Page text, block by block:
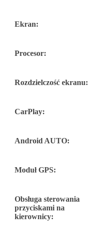
Ekran:
Procesor:
Rozdzielczość ekranu:
CarPlay:
Android AUTO:
Moduł GPS:
Obsługa sterowania
przyciskami na
kierownicy: